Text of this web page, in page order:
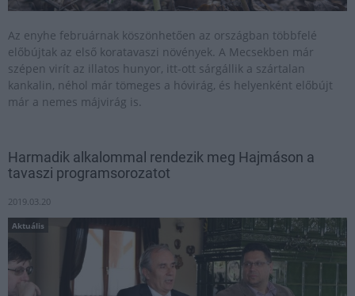
Az enyhe februárnak köszönhetően az országban többfelé
előbújtak az első koratavaszi növények. A Mecsekben már
szépen virít az illatos hunyor, itt-ott sárgállik a szártalan
kankalin, néhol már tömeges a hóvirág, és helyenként előbújt
már a nemes májvirág is.
Harmadik alkalommal rendezik meg Hajmáson a
tavaszi programsorozatot
2019.03.20
Aktuális